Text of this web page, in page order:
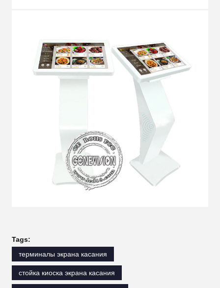
Tags:
терминалы экрана касания
стойка киоска экрана касания